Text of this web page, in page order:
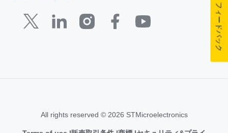
All rights reserved © 2026 STMicroelectronics
フィードバック